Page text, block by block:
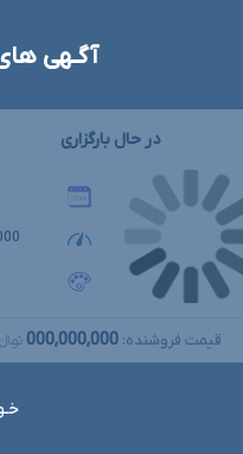
آگـهی
در حال بارگزاری
قیمت فروشنده: 000,000,000 تومانءءء